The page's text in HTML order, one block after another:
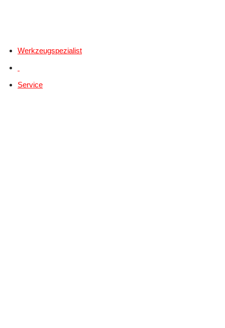
Werkzeugspezialist
Service